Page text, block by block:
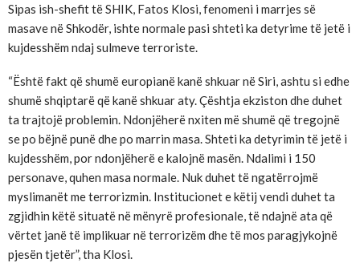
Sipas ish-shefit të SHIK, Fatos Klosi, fenomeni i marrjes së
masave në Shkodër, ishte normale pasi shteti ka detyrime të jetë i
kujdesshëm ndaj sulmeve terroriste.
“Është fakt që shumë europianë kanë shkuar në Siri, ashtu si edhe
shumë shqiptarë që kanë shkuar aty. Çështja ekziston dhe duhet
ta trajtojë problemin. Ndonjëherë nxiten më shumë që tregojnë
se po bëjnë punë dhe po marrin masa. Shteti ka detyrimin të jetë i
kujdesshëm, por ndonjëherë e kalojnë masën. Ndalimi i 150
personave, quhen masa normale. Nuk duhet të ngatërrojmë
myslimanët me terrorizmin. Institucionet e këtij vendi duhet ta
zgjidhin këtë situatë në mënyrë profesionale, të ndajnë ata që
vërtet janë të implikuar në terrorizëm dhe të mos paragjykojnë
pjesën tjetër”, tha Klosi.